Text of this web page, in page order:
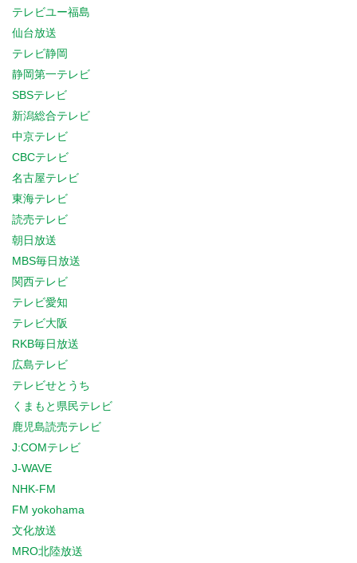
テレビユー福島
仙台放送
テレビ静岡
静岡第一テレビ
SBSテレビ
新潟総合テレビ
中京テレビ
CBCテレビ
名古屋テレビ
東海テレビ
読売テレビ
朝日放送
MBS毎日放送
関西テレビ
テレビ愛知
テレビ大阪
RKB毎日放送
広島テレビ
テレビせとうち
くまもと県民テレビ
鹿児島読売テレビ
J:COMテレビ
J-WAVE
NHK-FM
FM yokohama
文化放送
MRO北陸放送